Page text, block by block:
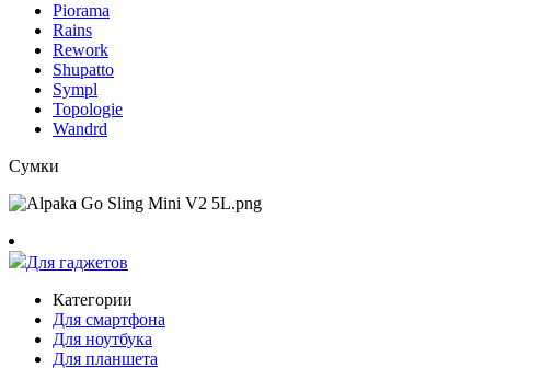
Piorama
Rains
Rework
Shupatto
Sympl
Topologie
Wandrd
Сумки
Для гаджетов
Категории
Для смартфона
Для ноутбука
Для планшета